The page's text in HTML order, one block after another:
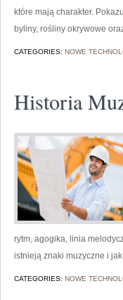
które mają charakter.
byliny, rośliny okrywowe
CATEGORIES: NOWE
Historia
rytm, agogika, linia
istnieją znaki muzyczne i
CATEGORIES: NOWE